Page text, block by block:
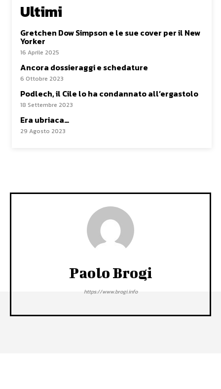
Ultimi
Gretchen Dow Simpson e le sue cover per il New
Yorker
16 Aprile 2025
Ancora dossieraggi e schedature
6 Ottobre 2023
Podlech, il Cile lo ha condannato all’ergastolo
18 Settembre 2023
Era ubriaca…
29 Agosto 2023
Paolo Brogi
https://www.brogi.info